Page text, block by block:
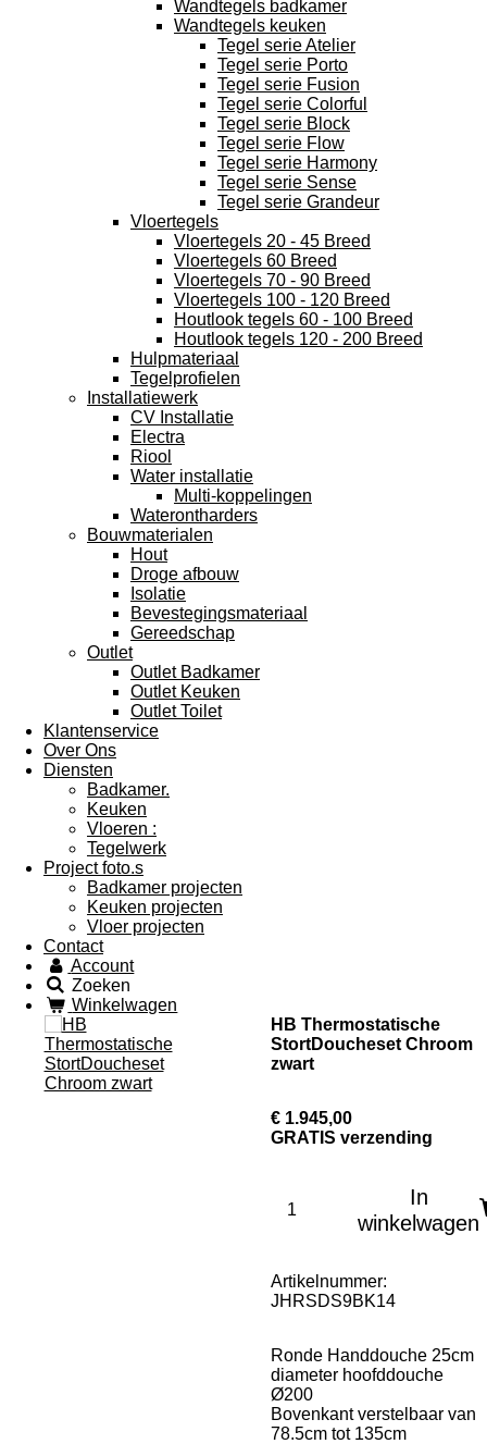
Wandtegels badkamer
Wandtegels keuken
Tegel serie Atelier
Tegel serie Porto
Tegel serie Fusion
Tegel serie Colorful
Tegel serie Block
Tegel serie Flow
Tegel serie Harmony
Tegel serie Sense
Tegel serie Grandeur
Vloertegels
Vloertegels 20 - 45 Breed
Vloertegels 60 Breed
Vloertegels 70 - 90 Breed
Vloertegels 100 - 120 Breed
Houtlook tegels 60 - 100 Breed
Houtlook tegels 120 - 200 Breed
Hulpmateriaal
Tegelprofielen
Installatiewerk
CV Installatie
Electra
Riool
Water installatie
Multi-koppelingen
Waterontharders
Bouwmaterialen
Hout
Droge afbouw
Isolatie
Bevestegingsmateriaal
Gereedschap
Outlet
Outlet Badkamer
Outlet Keuken
Outlet Toilet
Klantenservice
Over Ons
Diensten
Badkamer.
Keuken
Vloeren :
Tegelwerk
Project foto.s
Badkamer projecten
Keuken projecten
Vloer projecten
Contact
Account
Zoeken
Winkelwagen
HB Thermostatische
StortDoucheset Chroom
zwart
€ 1.945,00
GRATIS verzending
In
winkelwagen
Artikelnummer:
JHRSDS9BK14
Ronde Handdouche 25cm
diameter hoofddouche
Ø200
Bovenkant verstelbaar van
78.5cm tot 135cm